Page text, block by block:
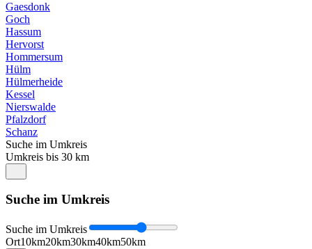
Gaesdonk
Goch
Hassum
Hervorst
Hommersum
Hülm
Hülmerheide
Kessel
Nierswalde
Pfalzdorf
Schanz
Suche im Umkreis
Umkreis bis 30 km
Suche im Umkreis
Suche im Umkreis
Ort10km20km30km40km50km